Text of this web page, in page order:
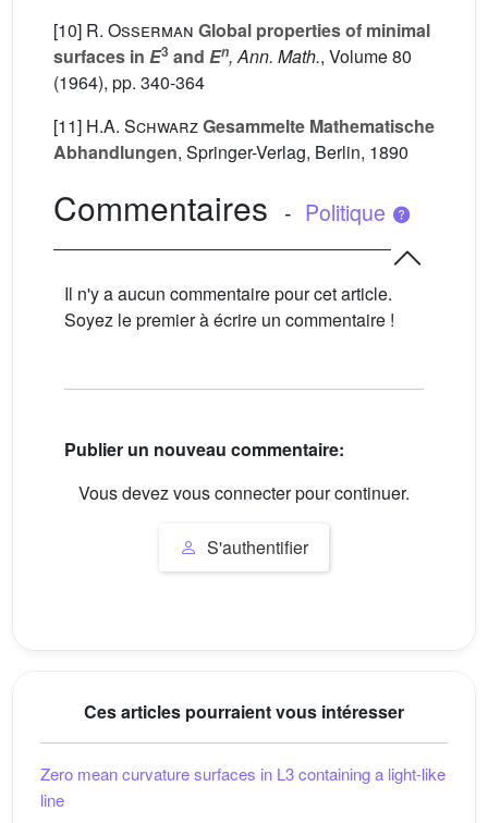
[10] R. Osserman Global properties of minimal
surfaces in E3 and En, Ann. Math., Volume 80
(1964), pp. 340-364
[11] H.A. SchwarzGesammelte Mathematische
Abhandlungen, Springer-Verlag, Berlin, 1890
Commentaires - Politique
Il n'y a aucun commentaire pour cet article.
Soyez le premier à écrire un commentaire !
Publier un nouveau commentaire:
Vous devez vous connecter pour continuer.
S'authentifier
Ces articles pourraient vous intéresser
Zero mean curvature surfaces in L3containing a light-like
line